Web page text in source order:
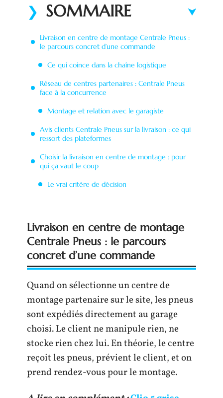
SOMMAIRE
Livraison en centre de montage Centrale Pneus :
le parcours concret d’une commande
Ce qui coince dans la chaîne logistique
Réseau de centres partenaires : Centrale Pneus
face à la concurrence
Montage et relation avec le garagiste
Avis clients Centrale Pneus sur la livraison : ce qui
ressort des plateformes
Choisir la livraison en centre de montage : pour
qui ça vaut le coup
Le vrai critère de décision
Livraison en centre de montage
Centrale Pneus : le parcours
concret d’une commande
Quand on sélectionne un centre de
montage partenaire sur le site, les pneus
sont expédiés directement au garage
choisi. Le client ne manipule rien, ne
stocke rien chez lui. En théorie, le centre
reçoit les pneus, prévient le client, et on
prend rendez-vous pour le montage.